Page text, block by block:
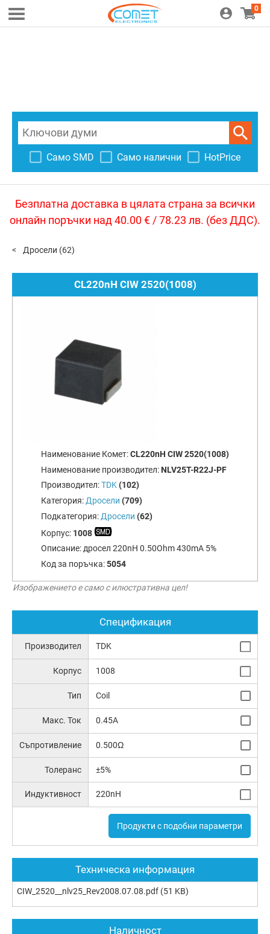
0
Само SMD Само налични HotPrice
Безплатна доставка в цялата страна за всички
онлайн поръчки над 40.00 € / 78.23 лв. (без ДДС).
Дросели (62)
CL220nH CIW 2520(1008)
Наименование Комет:CL220nH CIW 2520(1008)
Наименование производител: NLV25T-R22J-PF
Производител:TDK(102)
Категория: Дросели (709)
Подкатегория: Дросели (62)
Корпус: 1008
Описание:дросел 220nH 0.50Ohm 430mA 5%
Код за поръчка:5054
Изображението е само с илюстративна цел!
Спецификация
Производител TDK
Корпус 1008
Тип Coil
Макс. Ток 0.45A
Съпротивление 0.500Ω
Толеранс ±5%
Индуктивност 220nH
Продукти с подобни параметри
Техническа информация
CIW_2520__nlv25_Rev2008.07.08.pdf (51 KB)
Наличност